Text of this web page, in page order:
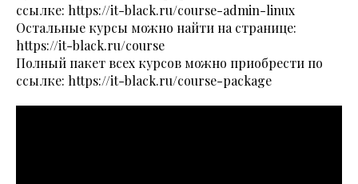
ссылке: https://it-black.ru/course-admin-linux
Остальные курсы можно найти на странице:
https://it-black.ru/course
Полный пакет всех курсов можно приобрести по
ссылке: https://it-black.ru/course-package